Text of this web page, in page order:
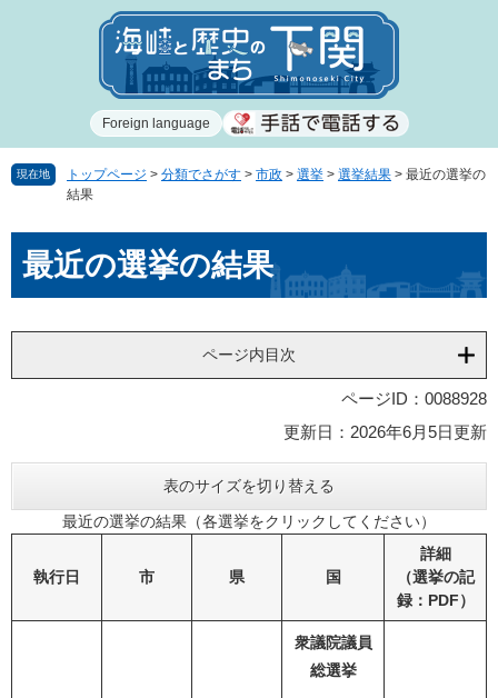
で
ば
Foreign language
現在地 トップページ > 分類でさがす > 市政 > 選挙 > 選挙結果 > 最近の選挙の
結果
文最近の選挙の結果
ページ内目次
ページID：0088928
更新日：2026年6月5日更新
表のサイズを切り替える
最近の選挙の結果（各選挙をクリックしてください）
執行日 市 県 国
詳細
（選挙の記
録：PDF）
衆議院議員
総選挙